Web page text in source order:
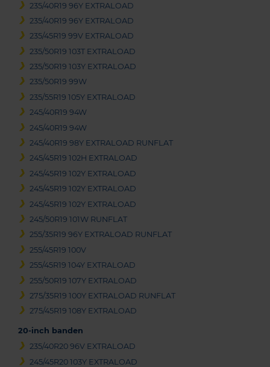
235/40R19 96Y EXTRALOAD
235/40R19 96Y EXTRALOAD
235/45R19 99V EXTRALOAD
235/50R19 103T EXTRALOAD
235/50R19 103Y EXTRALOAD
235/50R19 99W
235/55R19 105Y EXTRALOAD
245/40R19 94W
245/40R19 94W
245/40R19 98Y EXTRALOAD RUNFLAT
245/45R19 102H EXTRALOAD
245/45R19 102Y EXTRALOAD
245/45R19 102Y EXTRALOAD
245/45R19 102Y EXTRALOAD
245/50R19 101W RUNFLAT
255/35R19 96Y EXTRALOAD RUNFLAT
255/45R19 100V
255/45R19 104Y EXTRALOAD
255/50R19 107Y EXTRALOAD
275/35R19 100Y EXTRALOAD RUNFLAT
275/45R19 108Y EXTRALOAD
20-inch banden
235/40R20 96V EXTRALOAD
245/45R20 103Y EXTRALOAD